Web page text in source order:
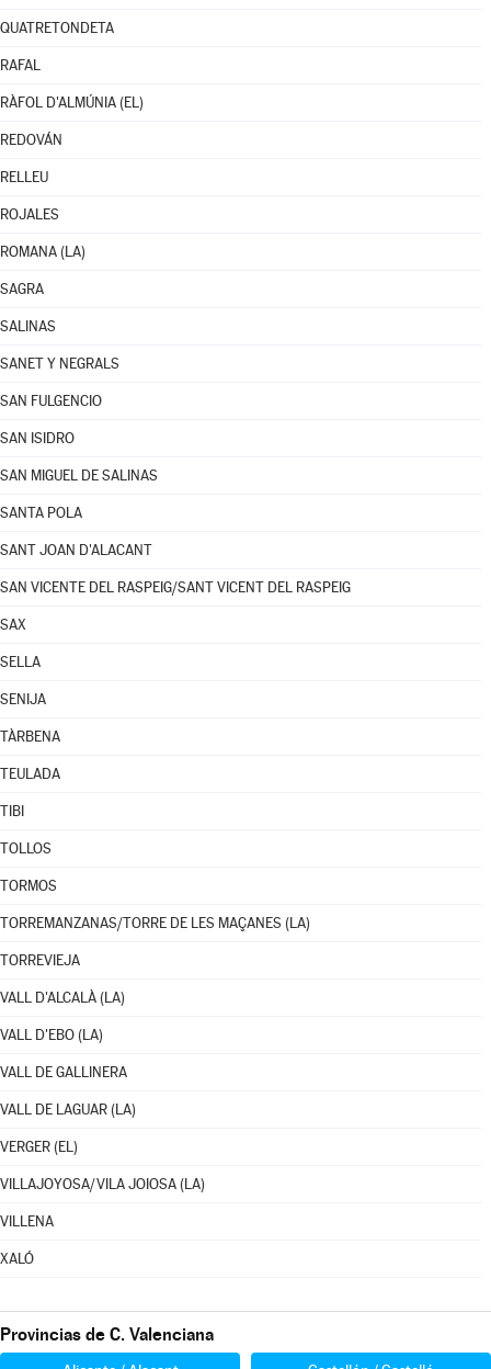
QUATRETONDETA
RAFAL
RÀFOL D'ALMÚNIA (EL)
REDOVÁN
RELLEU
ROJALES
ROMANA (LA)
SAGRA
SALINAS
SANET Y NEGRALS
SAN FULGENCIO
SAN ISIDRO
SAN MIGUEL DE SALINAS
SANTA POLA
SANT JOAN D'ALACANT
SAN VICENTE DEL RASPEIG/SANT VICENT DEL RASPEIG
SAX
SELLA
SENIJA
TÀRBENA
TEULADA
TIBI
TOLLOS
TORMOS
TORREMANZANAS/TORRE DE LES MAÇANES (LA)
TORREVIEJA
VALL D'ALCALÀ (LA)
VALL D'EBO (LA)
VALL DE GALLINERA
VALL DE LAGUAR (LA)
VERGER (EL)
VILLAJOYOSA/VILA JOIOSA (LA)
VILLENA
XALÓ
Provincias de C. Valenciana